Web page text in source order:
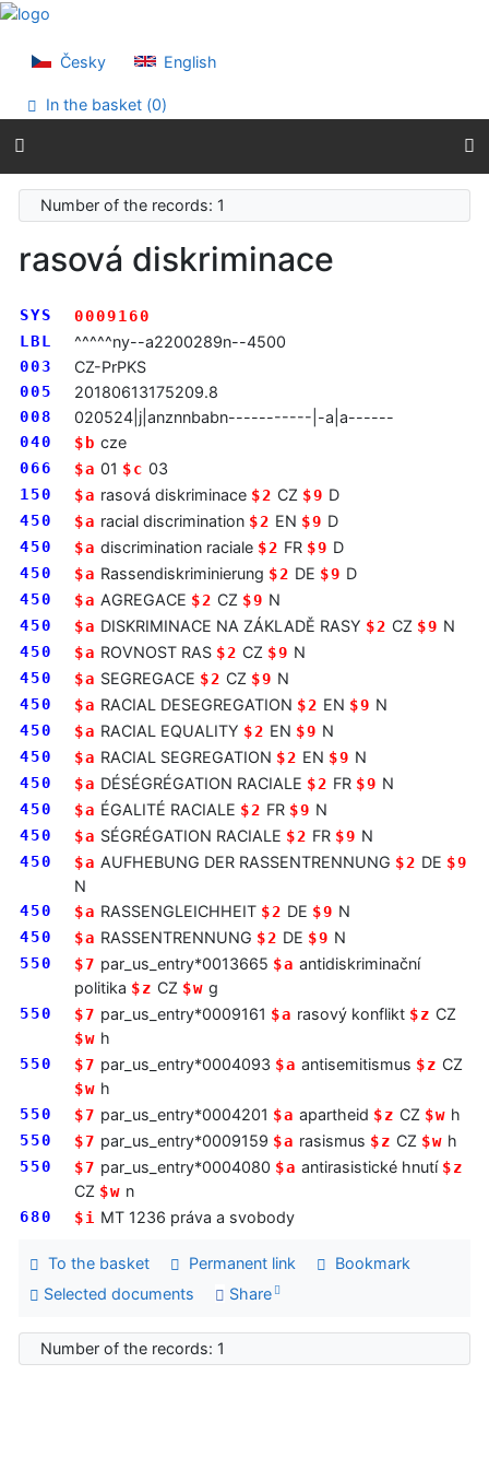
Go to content
Accessibility declaration
Česky English
In the basket (0)
Number of the records: 1
rasová diskriminace
SYS
0009160
LBL
^^^^^ny--a2200289n--4500
003 CZ-PrPKS
005 20180613175209.8
008 020524|j|anznnbabn-----------|-a|a------
040 $b cze
066 $a 01 $c 03
150 $a rasová diskriminace $2 CZ $9 D
450 $a racial discrimination $2 EN $9 D
450 $a discrimination raciale $2 FR $9 D
450 $a Rassendiskriminierung $2 DE $9 D
450 $a AGREGACE $2 CZ $9 N
450 $a DISKRIMINACE NA ZÁKLADĚ RASY $2 CZ $9 N
450 $a ROVNOST RAS $2 CZ $9 N
450 $a SEGREGACE $2 CZ $9 N
450 $a RACIAL DESEGREGATION $2 EN $9 N
450 $a RACIAL EQUALITY $2 EN $9 N
450 $a RACIAL SEGREGATION $2 EN $9 N
450 $a DÉSÉGRÉGATION RACIALE $2 FR $9 N
450 $a ÉGALITÉ RACIALE $2 FR $9 N
450 $a SÉGRÉGATION RACIALE $2 FR $9 N
450 $a AUFHEBUNG DER RASSENTRENNUNG $2 DE $9
N
450 $a RASSENGLEICHHEIT $2 DE $9 N
450 $a RASSENTRENNUNG $2 DE $9 N
550 $7 par_us_entry*0013665 $a antidiskriminační
politika $z CZ $w g
550 $7 par_us_entry*0009161 $a rasový konflikt $z CZ
$w h
550 $7 par_us_entry*0004093 $a antisemitismus $z CZ
$w h
550 $7 par_us_entry*0004201 $a apartheid $z CZ $w h
550 $7 par_us_entry*0009159 $a rasismus $z CZ $w h
550 $7 par_us_entry*0004080 $a antirasistické hnutí $z
CZ $w n
680 $i MT 1236 práva a svobody
To the basket Permanent link
Bookmark
Selected documents
Share
Number of the records: 1